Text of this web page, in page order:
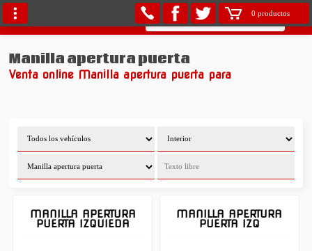
0 productos
Manilla apertura puerta
Venta online Manilla apertura puerta para
MANILLA APERTURA
PUERTA IZQUIEDA
MANILLA APERTURA
PUERTA IZQ